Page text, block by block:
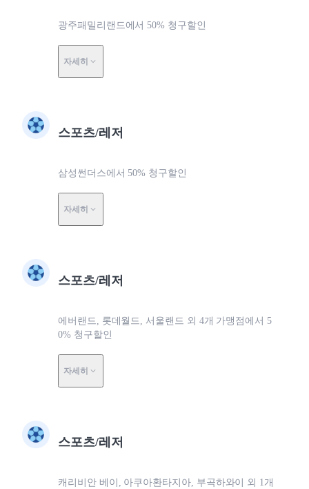
광주패밀리랜드에서 50% 청구할인
자세히
스포츠/레저
삼성썬더스에서 50% 청구할인
자세히
스포츠/레저
에버랜드, 롯데월드, 서울랜드 외 4개 가맹점에서 5
0% 청구할인
자세히
스포츠/레저
캐리비안 베이, 아쿠아환타지아, 부곡하와이 외 1개